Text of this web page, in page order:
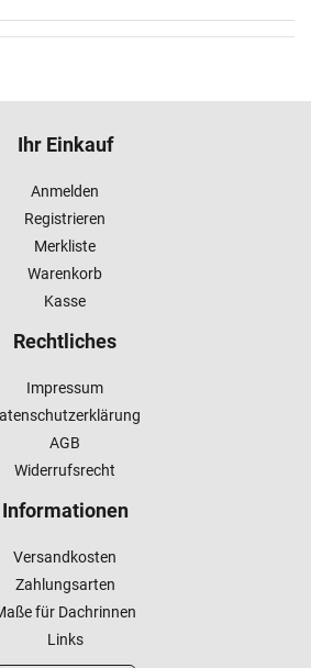
Ihr Einkauf
Anmelden
Registrieren
Merkliste
Warenkorb
Kasse
Rechtliches
Impressum
AGB
Widerrufsrecht
Informationen
Versandkosten
Zahlungsarten
für Dachrinnen
Links